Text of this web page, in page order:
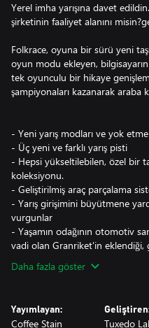
Yerel imha yarışına davet
şirketinin faaliyet alanını
Folkrace, oyuna bir sürü yeni
oyun modu ekleyen,
tek oyunculu bir hikaye
şampiyonaları kazanarak araba
- Yeni yarış modları ve yok
- Üç yeni ve farklı yarış pisti
- Hepsi yükseltilebilen, özel bir
koleksiyonu.
- Geliştirilmiş araç parçalama
- Yarış girişimini büyütmene
vurgunlar
- Yaşamın odağının otomotiv
vadi olan Granriket'in eklendiği,
Daha fazla göster
Yayımlayan:
Coffee Stain
Tuxedo